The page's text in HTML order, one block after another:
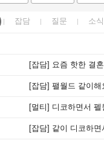
잡담 질문 소식
[잡담] 요즘 핫한 결
[잡담] 팰월드 같이해
[멀티] 디코하면서
[잡담] 같이 디코하